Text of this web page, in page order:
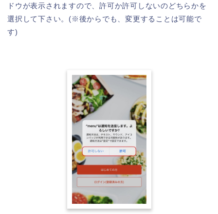
ドウが表示されますので、許可か許可しないのどちらかを
選択して下さい。(※後からでも、変更することは可能で
す)